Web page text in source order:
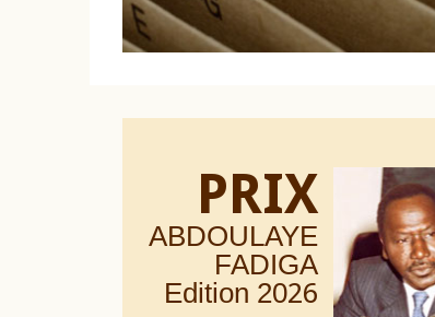
PRIX
ABDOULAYE
FADIGA
Edition 2026